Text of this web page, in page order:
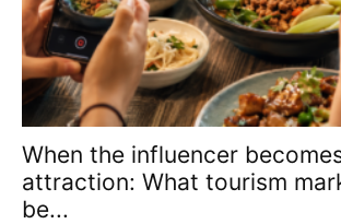
When the influencer
attraction: What tourism
be...